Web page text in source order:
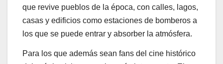
que revive pueblos de la época, con calles, lagos,
casas y edificios como estaciones de bomberos a
los que se puede entrar y absorber la atmósfera.
Para los que además sean fans del cine histórico